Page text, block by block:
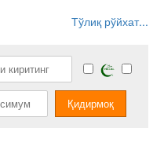
Тўлиқ рўйхат...